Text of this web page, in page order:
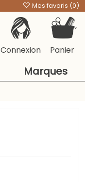
Mes favoris (0)
Connexion Panier
Marques